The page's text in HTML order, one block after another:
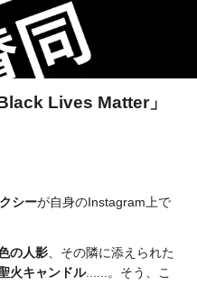
Lives Matter」
シーが自身のInstagram上で
の人影、その隣に添えられた
火キャンドル......。そう、こ